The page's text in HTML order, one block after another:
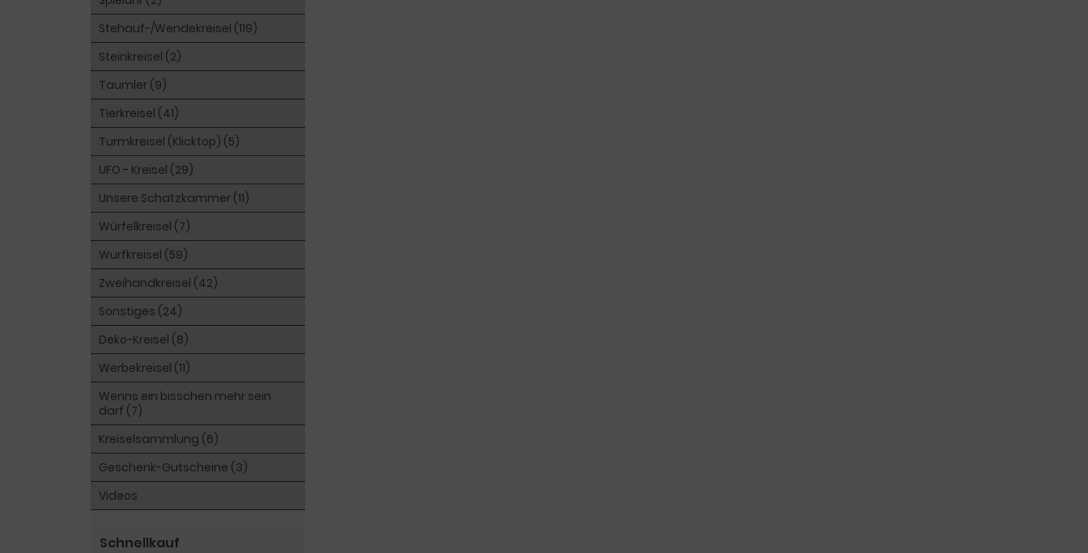
Stehauf-/Wendekreisel (119)
Steinkreisel (2)
Taumler (9)
Tierkreisel (41)
Turmkreisel (Klicktop) (5)
UFO - Kreisel (29)
Unsere Schatzkammer (11)
Würfelkreisel (7)
Wurfkreisel (59)
Zweihandkreisel (42)
Sonstiges (24)
Deko-Kreisel (8)
Werbekreisel (11)
Wenns ein bisschen mehr sein
darf (7)
Kreiselsammlung (6)
Geschenk-Gutscheine (3)
Videos
Schnellkauf